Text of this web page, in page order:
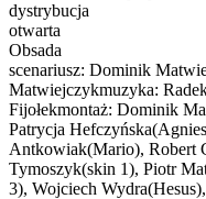
dystrybucja
otwarta
Obsada
scenariusz: Dominik
Matwiejczykmuzyka:
Fijołekmontaż: Dominik
Patrycja
Antkowiak(Mario), Robert
Tymoszyk(skin 1), Piotr
3), Wojciech